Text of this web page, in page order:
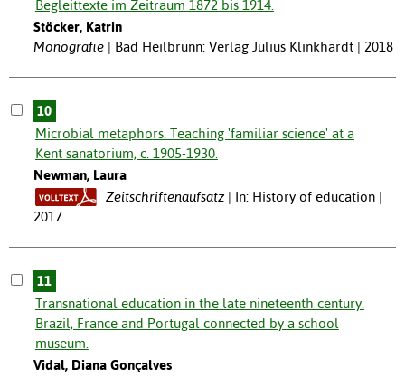
Begleittexte im Zeitraum 1872 bis 1914.
Stöcker, Katrin
Monografie
Bad Heilbrunn: Verlag Julius Klinkhardt | 2018
10
Microbial metaphors. Teaching 'familiar science' at a
Kent sanatorium, c. 1905-1930.
Newman, Laura
Zeitschriftenaufsatz
In: History of education |
2017
11
Transnational education in the late nineteenth century.
Brazil, France and Portugal connected by a school
museum.
Vidal, Diana Gonçalves